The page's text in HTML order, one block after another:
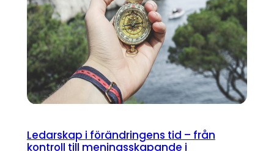
Ledarskap i förändringens tid – från
kontroll till meningsskapande i